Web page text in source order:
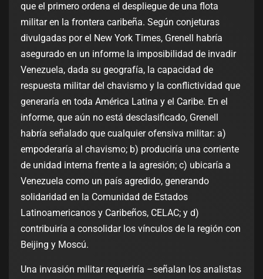
que el primero ordena el despliegue de una flota
militar en la frontera caribeña. Según conjeturas
divulgadas por el New York Times, Grenell habría
asegurado en un informe la imposibilidad de invadir
Venezuela, dada su geografía, la capacidad de
respuesta militar del chavismo y la conflictividad que
generaría en toda América Latina y el Caribe. En el
informe, que aún no está desclasificado, Grenell
habría señalado que cualquier ofensiva militar: a)
empoderaría al chavismo; b) produciría una corriente
de unidad interna frente a la agresión; c) ubicaría a
Venezuela como un país agredido, generando
solidaridad en la Comunidad de Estados
Latinoamericanos y Caribeños, CELAC; y d)
contribuiría a consolidar los vínculos de la región con
Beijing y Moscú.
Una invasión militar requeriría –señalan los analistas